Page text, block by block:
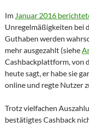
Im Januar 2016
Unregelmäßigkeiten bei
Guthaben werden
mehr ausgezahlt (siehe
Cashbackplattform, von
heute sagt, er habe sie
online und regte Nutzer
Trotz vielfachen
bestätigtes Cashback